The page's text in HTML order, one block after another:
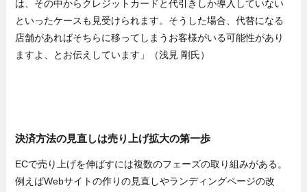
は、その中からクレジットカードと代引きしか導入していない
といったケースも見受けられます。そうした場合、代替になる
店舗があればそちらに移ってしまうお客様がいる可能性があり
ますよ、とお伝えしています」（浅見 剛氏）
決済方法の見直しは売り上げ拡大の第一歩
ECで売り上げを伸ばすには複数のフェーズの取り組みがある。
例えばWebサイトの作りの見直しやランディングページの改